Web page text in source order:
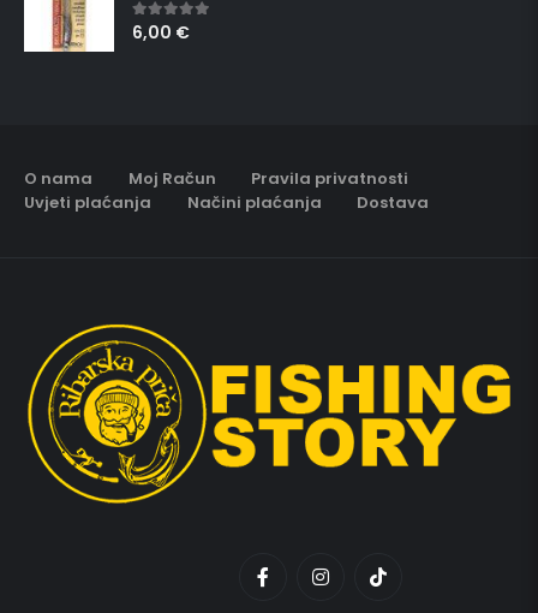
5.00out of 5
6,00 €
O nama Moj Račun
Pravila privatnosti
Uvjeti plaćanja
Načini plaćanja Dostava